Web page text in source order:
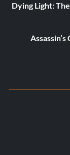
Dying Light: